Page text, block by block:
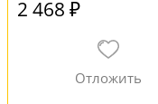
2 468 ₽